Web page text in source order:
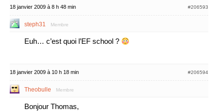
18 janvier 2009 à 8 h 48 min #206593
steph31 Membre
Euh… c’est quoi l’EF school ?
18 janvier 2009 à 10 h 18 min #206594
Theobulle Membre
Bonjour Thomas,